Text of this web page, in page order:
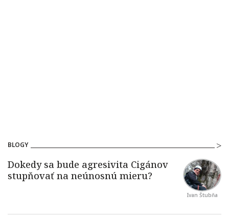
BLOGY
Ivan Štubňa